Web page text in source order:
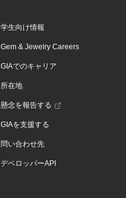
学生向け情報
Gem & Jewelry Careers
GIAでのキャリア
所在地
懸念を報告する
GIAを支援する
問い合わせ先
デベロッパーAPI